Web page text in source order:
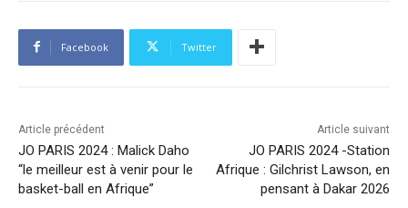
Facebook Twitter
Article précédent
JO PARIS 2024 : Malick Daho
“le meilleur est à venir pour le
basket-ball en Afrique”
Article suivant
JO PARIS 2024 -Station
Afrique : Gilchrist Lawson, en
pensant à Dakar 2026